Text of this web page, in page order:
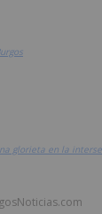
glorieta en la